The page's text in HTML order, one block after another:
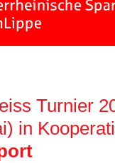
Turnier
in